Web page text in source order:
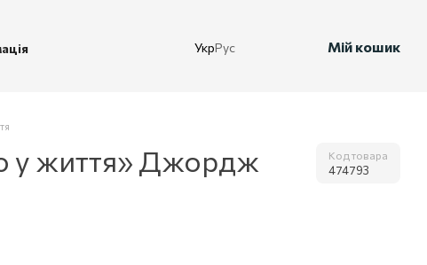
УкрРус Мій кошик
у життя» Джордж
Код товара
474793